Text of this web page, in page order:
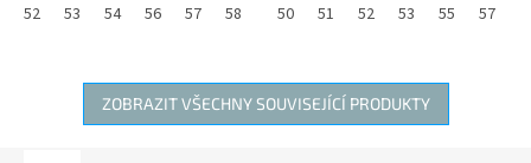
52
53 54 56 57 58 59 60
50 51 52 53 55 57
ZOBRAZIT VŠECHNY SOUVISEJÍCÍ PRODUKTY